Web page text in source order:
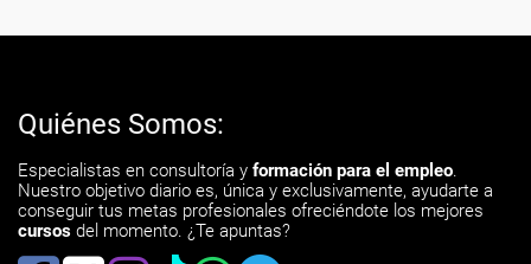
Quiénes Somos:
Especialistas en consultoría y formación para el empleo.
Nuestro objetivo diario es, única y exclusivamente, ayudarte a
conseguir tus metas profesionales ofreciéndote los mejores
cursos del momento. ¿Te apuntas?